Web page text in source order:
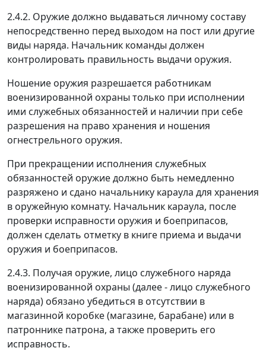
2.4.2. Оружие должно выдаваться личному составу
непосредственно перед выходом на пост или другие
виды наряда. Начальник команды должен
контролировать правильность выдачи оружия.
Ношение оружия разрешается работникам
военизированной охраны только при исполнении
ими служебных обязанностей и наличии при себе
разрешения на право хранения и ношения
огнестрельного оружия.
При прекращении исполнения служебных
обязанностей оружие должно быть немедленно
разряжено и сдано начальнику караула для хранения
в оружейную комнату. Начальник караула, после
проверки исправности оружия и боеприпасов,
должен сделать отметку в книге приема и выдачи
оружия и боеприпасов.
2.4.3. Получая оружие, лицо служебного наряда
военизированной охраны (далее - лицо служебного
наряда) обязано убедиться в отсутствии в
магазинной коробке (магазине, барабане) или в
патроннике патрона, а также проверить его
исправность.